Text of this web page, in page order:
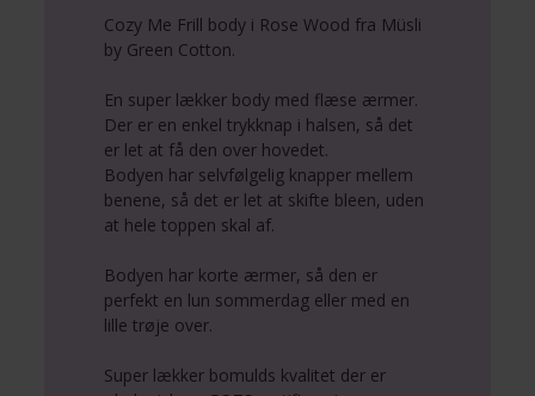
Cozy Me Frill body i Rose Wood fra Müsli
by Green Cotton.
En super lækker body med flæse ærmer.
Der er en enkel trykknap i halsen, så det
er let at få den over hovedet.
Bodyen har selvfølgelig knapper mellem
benene, så det er let at skifte bleen, uden
at hele toppen skal af.
Bodyen har korte ærmer, så den er
perfekt en lun sommerdag eller med en
lille trøje over.
Super lækker bomulds kvalitet der er